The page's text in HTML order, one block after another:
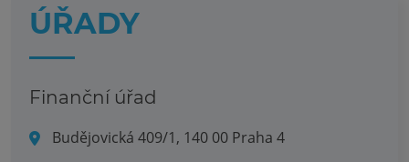
ÚŘADY
Finanční úřad
Budějovická 409/1, 140 00 Praha 4